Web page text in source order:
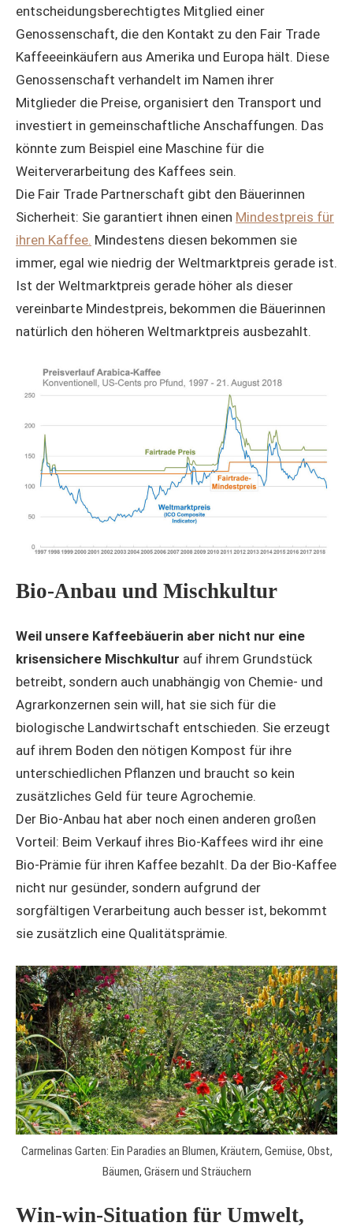
entscheidungsberechtigtes Mitglied einer
Genossenschaft, die den Kontakt zu den Fair Trade
Kaffeeeinkäufern aus Amerika und Europa hält. Diese
Genossenschaft verhandelt im Namen ihrer
Mitglieder die Preise, organisiert den Transport und
investiert in gemeinschaftliche Anschaffungen. Das
könnte zum Beispiel eine Maschine für die
Weiterverarbeitung des Kaffees sein.
Die Fair Trade Partnerschaft gibt den Bäuerinnen
Sicherheit: Sie garantiert ihnen einen Mindestpreis für
ihren Kaffee. Mindestens diesen bekommen sie
immer, egal wie niedrig der Weltmarktpreis gerade ist.
Ist der Weltmarktpreis gerade höher als dieser
vereinbarte Mindestpreis, bekommen die Bäuerinnen
natürlich den höheren Weltmarktpreis ausbezahlt.
Bio-Anbau und Mischkultur
Weil unsere Kaffeebäuerin aber nicht nur eine
krisensichere Mischkultur auf ihrem Grundstück
betreibt, sondern auch unabhängig von Chemie- und
Agrarkonzernen sein will, hat sie sich für die
biologische Landwirtschaft entschieden. Sie erzeugt
auf ihrem Boden den nötigen Kompost für ihre
unterschiedlichen Pflanzen und braucht so kein
zusätzliches Geld für teure Agrochemie.
Der Bio-Anbau hat aber noch einen anderen großen
Vorteil: Beim Verkauf ihres Bio-Kaffees wird ihr eine
Bio-Prämie für ihren Kaffee bezahlt. Da der Bio-Kaffee
nicht nur gesünder, sondern aufgrund der
sorgfältigen Verarbeitung auch besser ist, bekommt
sie zusätzlich eine Qualitätsprämie.
Carmelinas Garten: Ein Paradies an Blumen, Kräutern, Gemüse, Obst,
Bäumen, Gräsern und Sträuchern
Win-win-Situation für Umwelt,